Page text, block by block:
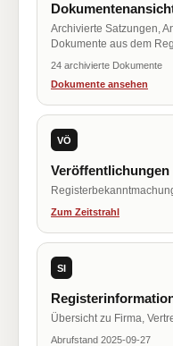
Archivierte Satzungen,
Dokumente aus dem
24 archivierte Dokumente
Dokumente ansehen
VÖ
Veröffentlichungen
Zum Zeitstrahl
SI
Übersicht zu Firma,
Abrufstand 2025-09-27